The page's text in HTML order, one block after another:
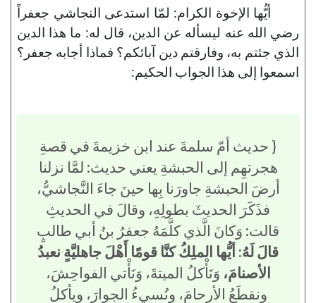
أيُّها الإخوة الكرام: لمّا استدعى النجاشي جعفراً
رضي الله عنه ليسأله عن الدين، قال له: ما هذا الدين
الذي جئتم به، وفارقتم دين آبائكم؟ فماذا أجابه جعفر؟
اسمعوا إلى هذا الجواب الحكيم:
{ حديث أمّ سلمةَ عند ابن خزيمةَ في قصةِ
هجرتهِم إلى الحبشةِ يعني حديث: لمَّا نزلنا
أرضَ الحبشةِ جاورَنا بِها حينَ جاءَ النَّجاشيُّ،
فذَكَرَ الحديثَ بطولِهِ، وقالَ في الحديثِ
قالت: وَكانَ الَّذي كلَّمَهُ جعفرُ بنُ أبي طالبٍ
قالَ لَهُ: أيُّها الملِكُ كنَّا قومًا أَهْلَ جاهليَّةٍ نعبدُ
الأصنامَ، وَنَأْكلُ الميتةَ، وَنَأْتي الفواحِشَ،
ونقطَعُ الأرحامَ، ونُسيءُ الجوارَ، ويأكلُ